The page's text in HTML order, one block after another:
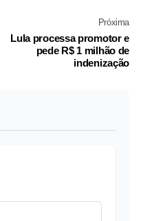
Próxima
Lula processa promotor e
pede R$ 1 milhão de
indenização